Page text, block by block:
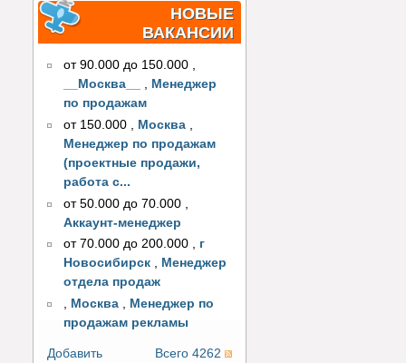
НОВЫЕ
ВАКАНСИИ
от 90.000 до 150.000 ,
__Москва__
, Менеджер
по продажам
от 150.000
Москва
Менеджер по продажам
(проектные продажи,
работа с...
от 50.000 до 70.000
Аккаунт-менеджер
от 70.000 до 200.000 , г
Новосибирск , Менеджер
отдела продаж
, Москва , Менеджер по
продажам рекламы
Всего 4262
Добавить